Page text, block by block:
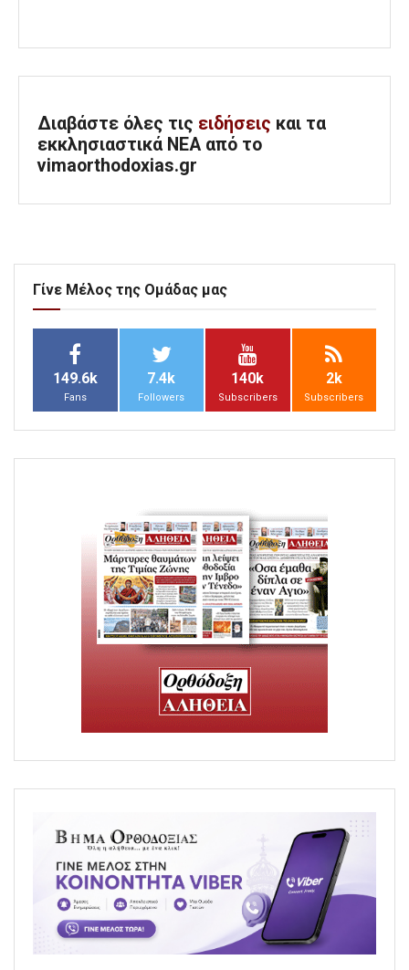
Διαβάστε όλες τις ειδήσεις και τα
εκκλησιαστικά ΝΕΑ από το
vimaorthodoxias.gr
Γίνε Μέλος της Ομάδας μας
149.6k
Fans
7.4k
Followers
140k
Subscribers
2k
Subscribers